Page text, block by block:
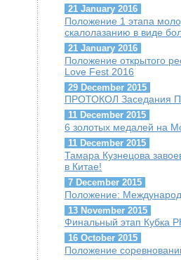
21 January 2016
Положение 1 этапа
скалолазанию в виде
21 January 2016
Положение открытого
Love Fest 2016
29 December 2015
ПРОТОКОЛ Заседания
11 December 2015
6 золотых медалей на
11 December 2015
Тамара Кузнецова
в Китае!
7 December 2015
Положение:
13 November 2015
Финальный этап Кубка
16 October 2015
Положение